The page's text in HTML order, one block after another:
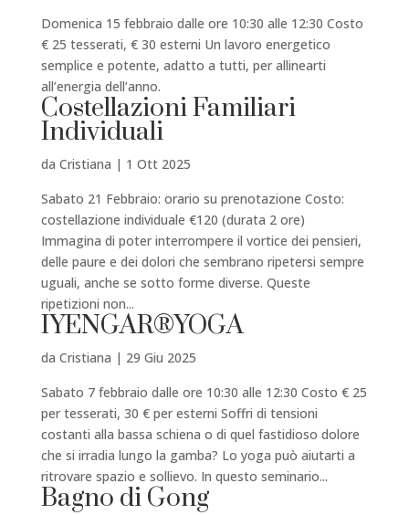
Domenica 15 febbraio dalle ore 10:30 alle 12:30 Costo
€ 25 tesserati, € 30 esterni Un lavoro energetico
semplice e potente, adatto a tutti, per allinearti
all’energia dell’anno.
Costellazioni Familiari
Individuali
da Cristiana | 1 Ott 2025
Sabato 21 Febbraio: orario su prenotazione Costo:
costellazione individuale €120 (durata 2 ore)
Immagina di poter interrompere il vortice dei pensieri,
delle paure e dei dolori che sembrano ripetersi sempre
uguali, anche se sotto forme diverse. Queste
ripetizioni non...
IYENGAR®YOGA
da Cristiana | 29 Giu 2025
Sabato 7 febbraio dalle ore 10:30 alle 12:30 Costo € 25
per tesserati, 30 € per esterni Soffri di tensioni
costanti alla bassa schiena o di quel fastidioso dolore
che si irradia lungo la gamba? Lo yoga può aiutarti a
ritrovare spazio e sollievo. In questo seminario...
Bagno di Gong